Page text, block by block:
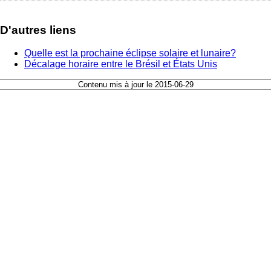
D'autres liens
Quelle est la prochaine éclipse solaire et lunaire?
Décalage horaire entre le Brésil et États Unis
Contenu mis à jour le 2015-06-29